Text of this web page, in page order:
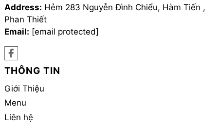
Address: Hẻm 283 Nguyễn Đình Chiểu, Hàm Tiến ,
Phan Thiết
Email: [email protected]
THÔNG TIN
Giới Thiệu
Menu
Liên hệ